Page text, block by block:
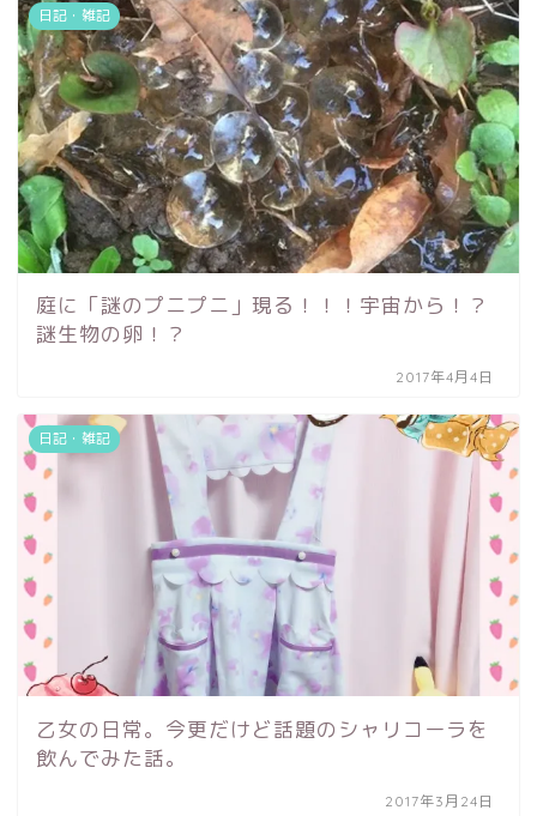
日記・雑記
庭に「謎のプニプニ」現る！！！宇宙から！？
謎生物の卵！？
2017年4月4日
日記・雑記
乙女の日常。今更だけど話題のシャリコーラを
飲んでみた話。
2017年3月24日